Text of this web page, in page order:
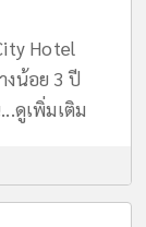
Hotel
งน้อย 3 ปี
ดูเพิ่มเติม